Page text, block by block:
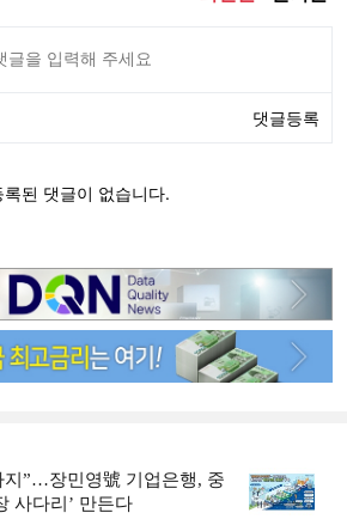
지”…장민영號 기업은행, 중
사다리’ 만든다